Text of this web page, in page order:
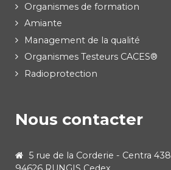
Organismes de formation
Amiante
Management de la qualité
Organismes Testeurs CACES®
Radioprotection
Nous contacter
5 rue de la Corderie - Centra 438